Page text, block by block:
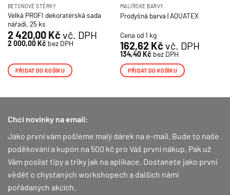
BETONOVÉ STĚRKY
Velká PROFI dekoratérská sada
nářadí, 25 ks
2 420,00 Kč vč. DPH
2 000,00Kč bez DPH
PŘIDAT DO KOŠÍKU
MALÍŘSKÉ BARVY
Prodyšná barva | AQUATEX
Cena od 1 kg
162,62 Kč vč. DPH
134,40Kč bez DPH
PŘIDAT DO KOŠÍKU
Chci novinky na email:
Jako první vám pošleme malý dárek na e-mail. Bude to naše
poděkování a kupón na 500 kč pro Váš první nákup. Pak už
Vám posílat tipy a triky jak na aplikace. Dostanete jako první
vědět o chystaných workshopech a dalších námi
pořádaných akcích.